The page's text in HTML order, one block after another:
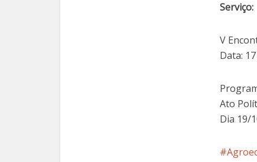
Serviço:
V
Data:
Ato
Dia 19/